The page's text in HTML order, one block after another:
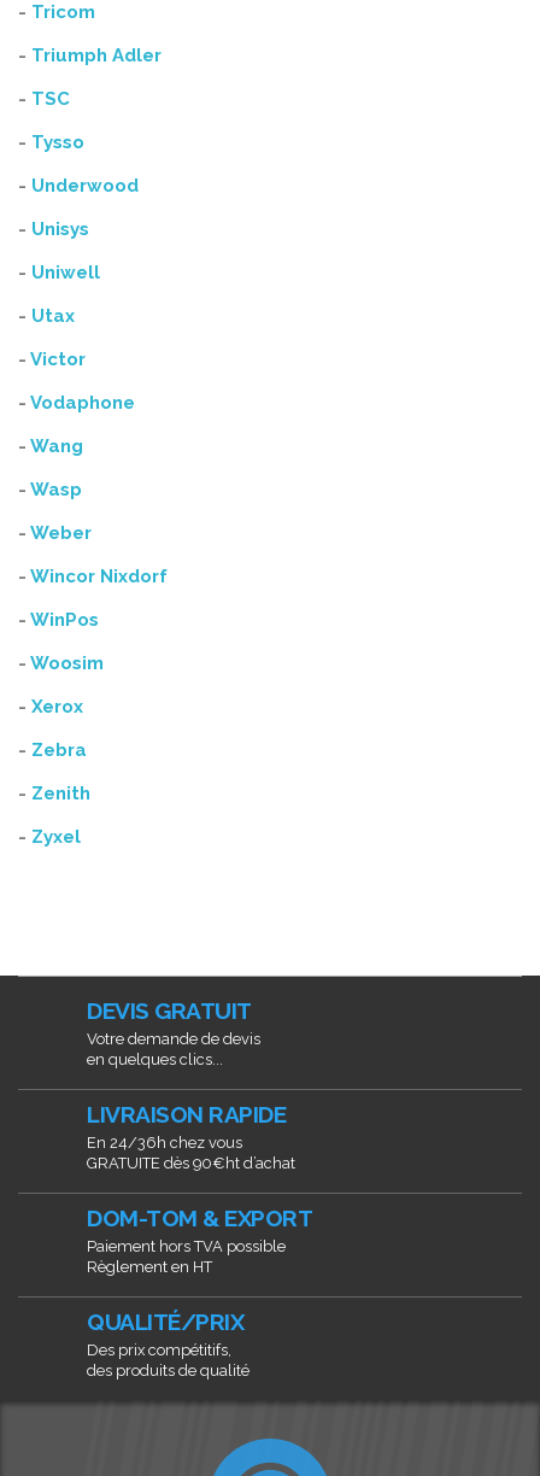
- Tricom
- Triumph Adler
- TSC
- Tysso
- Underwood
- Unisys
- Uniwell
- Utax
- Victor
- Vodaphone
- Wang
- Wasp
- Weber
- Wincor Nixdorf
- WinPos
- Woosim
- Xerox
- Zebra
- Zenith
- Zyxel
DEVIS GRATUIT
Votre demande de devis
en quelques clics...
LIVRAISON RAPIDE
En 24/36h chez vous
GRATUITE dès 90€ht d’achat
DOM-TOM & EXPORT
Paiement hors TVA possible
Règlement en HT
QUALITÉ/PRIX
Des prix compétitifs,
des produits de qualité